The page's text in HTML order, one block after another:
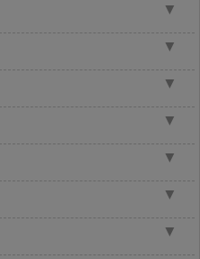
▼
▼
▼
▼
▼
▼
▼